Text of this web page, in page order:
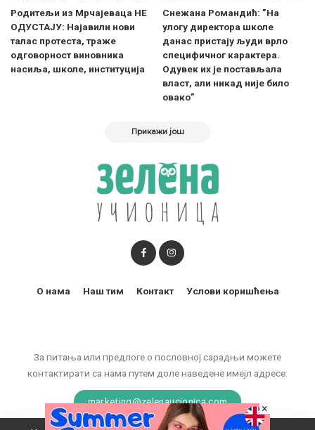
Родитељи из Мрчајеваца НЕ
ОДУСТАЈУ: Најавили нови
талас протеста, траже
одговорност виновника
насиља, школе, институција
Снежана Романдић: ”На
улогу директора школе
данас пристају људи врло
специфичног карактера.
Одувек их је постављала
власт, али никад није било
овако”
Прикажи још
За питања или предлоге о пословној сарадњи можете
контактирати са нама путем доле наведене имејл адресе:
marketing@zelenaucionica.com
О нама Наш тим Контакт Услови коришћења
×